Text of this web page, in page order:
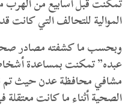
الموالية للتحالف التي كانت قد
وبحسب ما كشفته مصادر
عبده” تمكنت بمساعدة
مشافي محافظة عدن حيث تم
الصحية أثناء ما كانت